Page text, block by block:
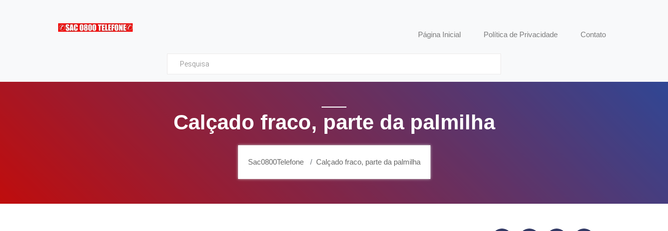
Sac0800Telefone
Página Inicial Política de Privacidade Contato
Calçado fraco, parte da palmilha
Sac0800Telefone Calçado fraco, parte da palmilha